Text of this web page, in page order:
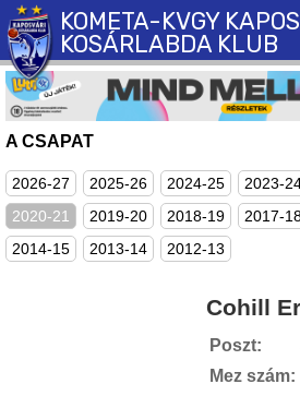
KOMETA-KVGY
KOSÁRLABDA KLUB
A CSAPAT
2026-27 2025-26 2024-25 2023-
2020-21
2019-20 2018-19 2017-
2014-15
2013-14 2012-13
Cohill
Poszt:
Mez szám: